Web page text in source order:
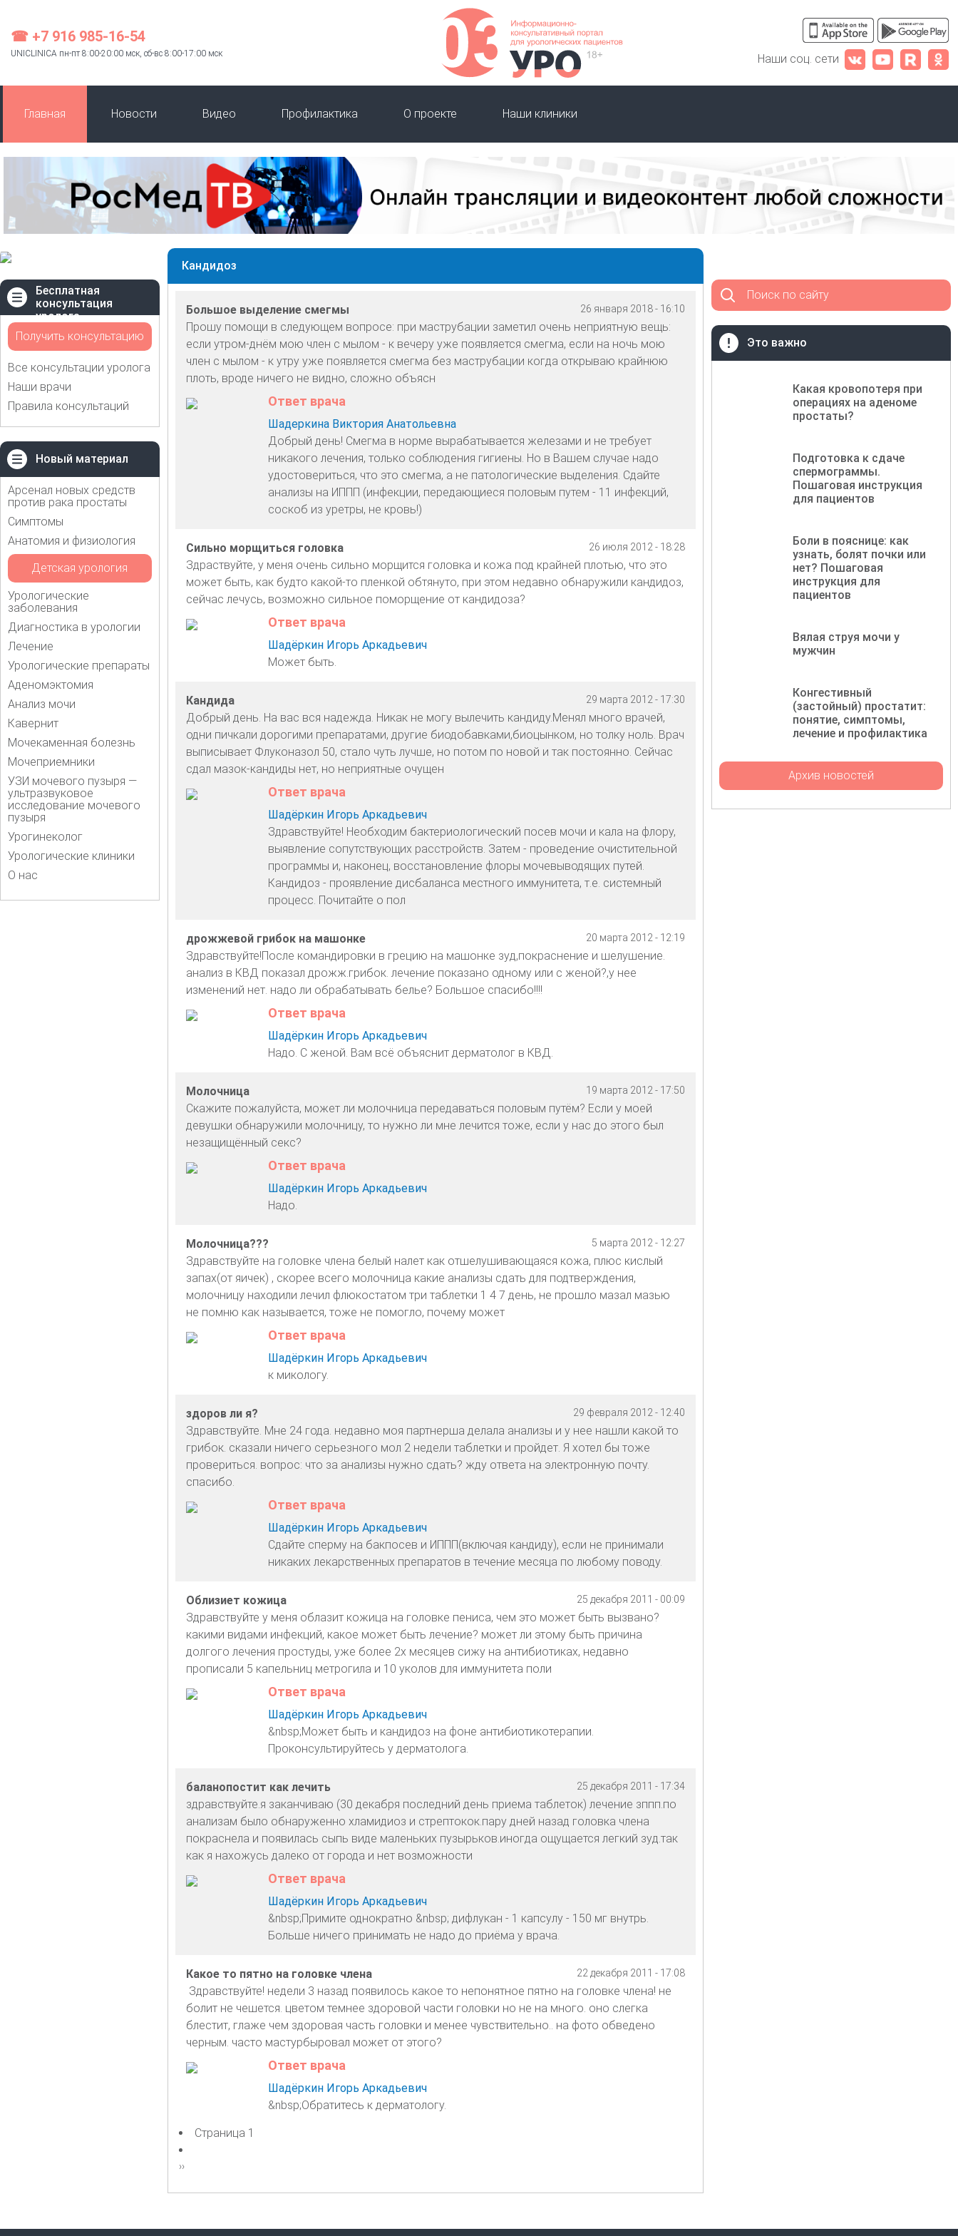
☎ +7 916 985-16-54
UNICLINICA пн-пт 8:00-20:00 мск, сб-вс 8:00-17:00 мск Наши соц. сети
Главная Новости Видео Профилактика О проекте Наши клиники
Бесплатная
консультация
уролога
Получить консультацию
Все консультации уролога
Наши врачи
Правила консультаций
Новый материал
Арсенал новых средств
против рака простаты
Симптомы
Анатомия и физиология
Детская урология
Урологические
заболевания
Диагностика в урологии
Лечение
Урологические препараты
Аденомэктомия
Анализ мочи
Кавернит
Мочекаменная болезнь
Мочеприемники
УЗИ мочевого пузыря —
ультразвуковое
исследование мочевого
пузыря
Урогинеколог
Урологические клиники
О нас
Кандидоз
26 января 2018 - 16:10
Большое выделение смегмы
Прошу помощи в следующем вопросе: при маструбации заметил очень неприятную вещь:
если утром-днём мою член с мылом - к вечеру уже появляется смегма, если на ночь мою
член с мылом - к утру уже появляется смегма без маструбации когда открываю крайнюю
плоть, вроде ничего не видно, сложно объясн
Ответ врача
Шадеркина Виктория Анатольевна
Добрый день! Смегма в норме вырабатывается железами и не требует
никакого лечения, только соблюдения гигиены. Но в Вашем случае надо
удостовериться, что это смегма, а не патологические выделения. Сдайте
анализы на ИППП (инфекции, передающиеся половым путем - 11 инфекций,
соскоб из уретры, не кровь!)
26 июля 2012 - 18:28
Сильно морщиться головка
Здраствуйте, у меня очень сильно морщится головка и кожа под крайней плотью, что это
может быть, как будто какой-то пленкой обтянуто, при этом недавно обнаружили кандидоз,
сейчас лечусь, возможно сильное поморщение от кандидоза?
Ответ врача
Шадёркин Игорь Аркадьевич
Может быть.
29 марта 2012 - 17:30
Кандида
Добрый день. На вас вся надежда. Никак не могу вылечить кандиду.Менял много врачей,
одни пичкали дорогими препаратами, другие биодобавками,биоцынком, но толку ноль. Врач
выписывает Флуконазол 50, стало чуть лучше, но потом по новой и так постоянно. Сейчас
сдал мазок-кандиды нет, но неприятные очущен
Ответ врача
Шадёркин Игорь Аркадьевич
Здравствуйте! Необходим бактериологический посев мочи и кала на флору,
выявление сопутствующих расстройств. Затем - проведение очистительной
программы и, наконец, восстановление флоры мочевыводящих путей.
Кандидоз - проявление дисбаланса местного иммунитета, т.е. системный
процесс. Почитайте о пол
20 марта 2012 - 12:19
дрожжевой грибок на машонке
Здравствуйте!После командировки в грецию на машонке зуд,покраснение и шелушение.
анализ в КВД показал дрожж.грибок. лечение показано одному или с женой?,у нее
изменений нет. надо ли обрабатывать белье? Большое спасибо!!!!
Ответ врача
Шадёркин Игорь Аркадьевич
Надо. С женой. Вам всё объяснит дерматолог в КВД.
19 марта 2012 - 17:50
Молочница
Скажите пожалуйста, может ли молочница передаваться половым путём? Если у моей
девушки обнаружили молочницу, то нужно ли мне лечится тоже, если у нас до этого был
незащищённый секс?
Ответ врача
Шадёркин Игорь Аркадьевич
Надо.
5 марта 2012 - 12:27
Молочница???
Здравствуйте на головке члена белый налет как отшелушивающаяся кожа, плюс кислый
запах(от яичек) , скорее всего молочница какие анализы сдать для подтверждения,
молочницу находили лечил флюкостатом три таблетки 1 4 7 день, не прошло мазал мазью
не помню как называется, тоже не помогло, почему может
Ответ врача
Шадёркин Игорь Аркадьевич
к микологу.
29 февраля 2012 - 12:40
здоров ли я?
Здравствуйте. Мне 24 года. недавно моя партнерша делала анализы и у нее нашли какой то
грибок. сказали ничего серьезного мол 2 недели таблетки и пройдет. Я хотел бы тоже
провериться. вопрос: что за анализы нужно сдать? жду ответа на электронную почту.
спасибо.
Ответ врача
Шадёркин Игорь Аркадьевич
Сдайте сперму на бакпосев и ИППП(включая кандиду), если не принимали
никаких лекарственных препаратов в течение месяца по любому поводу.
25 декабря 2011 - 00:09
Облизиет кожица
Здравствуйте у меня облазит кожица на головке пениса, чем это может быть вызвано?
какими видами инфекций, какое может быть лечение? может ли этому быть причина
долгого лечения простуды, уже более 2х месяцев сижу на антибиотиках, недавно
прописали 5 капельниц метрогила и 10 уколов для иммунитета поли
Ответ врача
Шадёркин Игорь Аркадьевич
&nbsp;Может быть и кандидоз на фоне антибиотикотерапии.
Проконсультируйтесь у дерматолога.
25 декабря 2011 - 17:34
баланопостит как лечить
здравствуйте.я заканчиваю (30 декабря последний день приема таблеток) лечение зппп.по
анализам было обнаруженно хламидиоз и стрептокок.пару дней назад головка члена
покраснела и появилась сыпь виде маленьких пузырьков.иногда ощущается легкий зуд.так
как я нахожусь далеко от города и нет возможности
Ответ врача
Шадёркин Игорь Аркадьевич
&nbsp;Примите однократно &nbsp; дифлукан - 1 капсулу - 150 мг внутрь.
Больше ничего принимать не надо до приёма у врача.
22 декабря 2011 - 17:08
Какое то пятно на головке члена
Здравствуйте! недели 3 назад появилось какое то непонятное пятно на головке члена! не
болит не чешется. цветом темнее здоровой части головки но не на много. оно слегка
блестит, глаже чем здоровая часть головки и менее чувствительно.. на фото обведено
черным. часто мастурбыровал может от этого?
Ответ врача
Шадёркин Игорь Аркадьевич
&nbsp;Обратитесь к дерматологу.
Нумерация
страниц
Страница 1
Следующая
››
Поиск по сайту
Это важно
Какая кровопотеря при
операциях на аденоме
простаты?
Подготовка к сдаче
спермограммы.
Пошаговая инструкция
для пациентов
Боли в пояснице: как
узнать, болят почки или
нет? Пошаговая
инструкция для
пациентов
Вялая струя мочи у
мужчин
Конгестивный
(застойный) простатит:
понятие, симптомы,
лечение и профилактика
Архив новостей